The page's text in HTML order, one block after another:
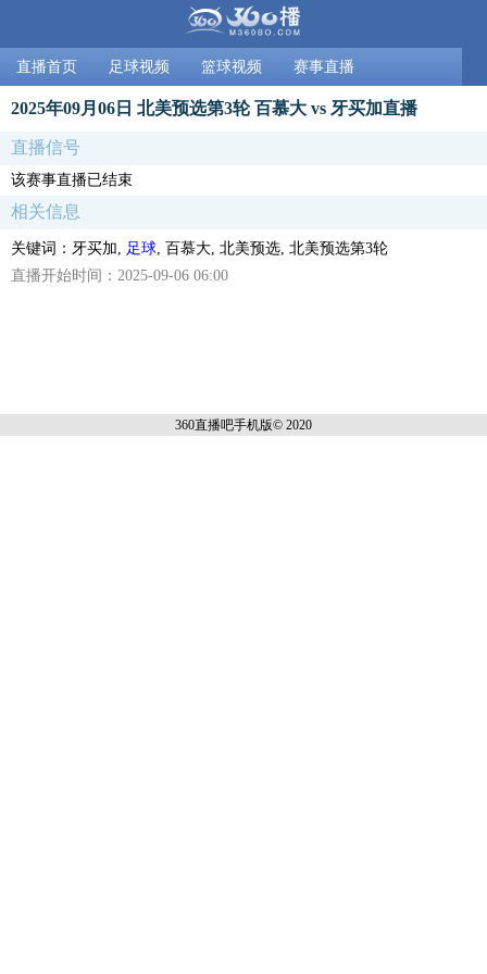
直播首页 足球视频 篮球视频 赛事直播
2025年09月06日 北美预选第3轮 百慕大 vs 牙买加直播
直播信号
该赛事直播已结束
相关信息
关键词：牙买加, 足球 , 百慕大, 北美预选, 北美预选第3轮
直播开始时间：2025-09-06 06:00
360直播吧手机版© 2020